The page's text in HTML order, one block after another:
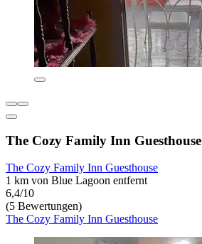
The Cozy Family Inn Guesthouse
The Cozy Family Inn Guesthouse
1 km von Blue Lagoon entfernt
6,4/10
(5 Bewertungen)
The Cozy Family Inn Guesthouse